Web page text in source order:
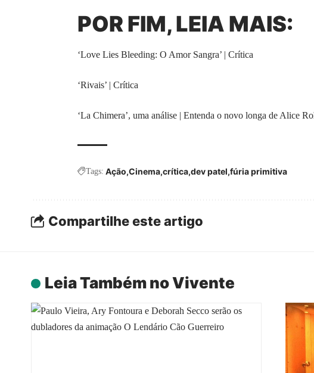
POR FIM, LEIA MAIS:
‘Love Lies Bleeding: O Amor Sangra’ | Crítica
‘Rivais’ | Crítica
‘La Chimera’, uma análise | Entenda o novo longa de Alice
Tags: Ação Cinema crítica dev patel fúria primitiva
Compartilhe este artigo
Leia Também no Vivente